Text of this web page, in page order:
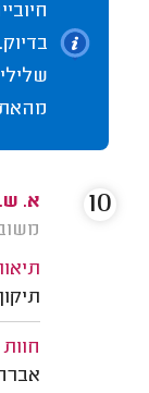
א. ש.
משוב: 27/04/
10